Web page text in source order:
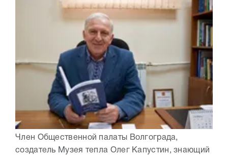
Член Общественной палаты Волгограда,
создатель Музея тепла Олег Капустин, знающий